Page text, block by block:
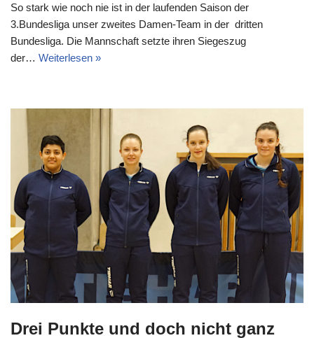
So stark wie noch nie ist in der laufenden Saison der
3.Bundesliga unser zweites Damen-Team in der dritten
Bundesliga. Die Mannschaft setzte ihren Siegeszug
der… Weiterlesen »
Drei Punkte und doch nicht ganz